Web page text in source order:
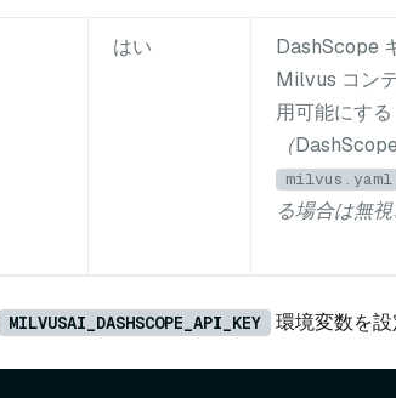
はい
DashScope
Milvus コン
用可能にする
（
milvus.yaml
る場合は無
MILVUSAI_DASHSCOPE_API_KEY 環境変数を設